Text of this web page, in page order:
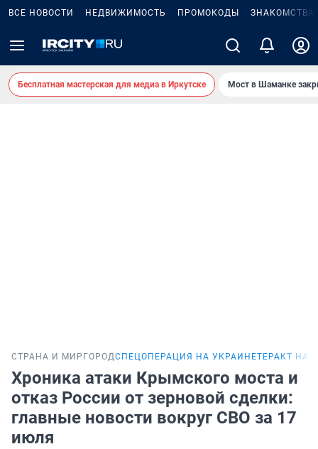
ВСЕ НОВОСТИ НЕДВИЖИМОСТЬ ПРОМОКОДЫ ЗНАКОМСТВА
Бесплатная мастерская для медиа в Иркутске Мост в Шаманке
СТРАНА И МИР ГОРОДСПЕЦОПЕРАЦИЯ НА УКРАИНЕТЕРАКТ НА
Хроника атаки Крымского моста и
отказ России от зерновой сделки:
главные новости вокруг СВО за 17
июля